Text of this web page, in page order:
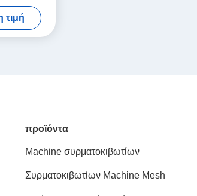
και
της
τιμή
προϊόντα
Machine συρματοκιβωτίων
Συρματοκιβωτίων Machine Mesh